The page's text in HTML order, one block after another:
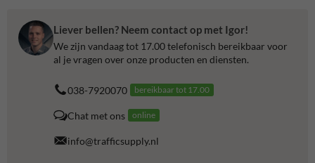
Liever bellen? Neem contact op met Igor!
We zijn vandaag tot 17.00 telefonisch bereikbaar voor
al je vragen over onze producten en diensten.
038-7920070 bereikbaar tot 17.00
Chat met ons online
info@trafficsupply.nl